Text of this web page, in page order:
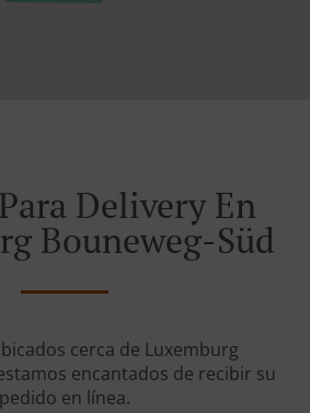
Delivery En
Bouneweg-Süd
cerca de Luxemburg
encantados de recibir su
pedido en línea.